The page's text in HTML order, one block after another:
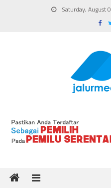
Saturday, August